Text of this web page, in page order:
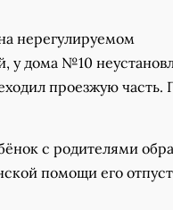
нерегулируемом
у дома №10
проезжую часть.
с родителями
помощи его